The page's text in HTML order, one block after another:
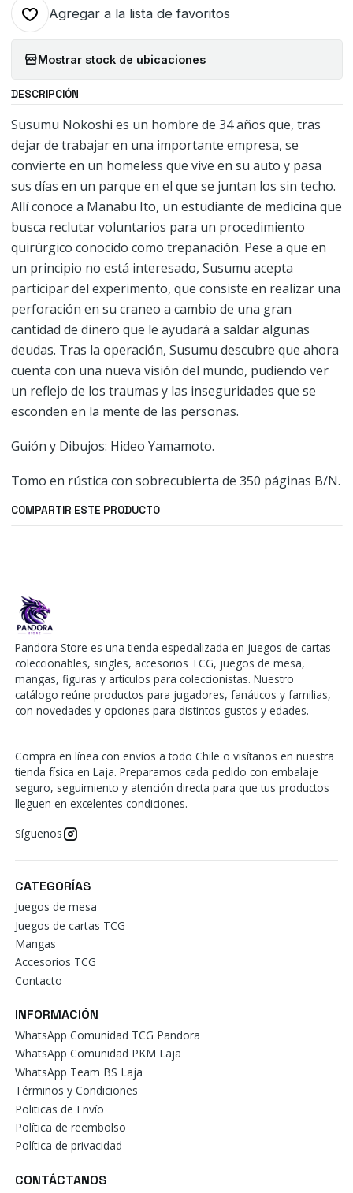
Agregar a la lista de favoritos
Mostrar stock de ubicaciones
DESCRIPCIÓN
Susumu Nokoshi es un hombre de 34 años que, tras
dejar de trabajar en una importante empresa, se
convierte en un homeless que vive en su auto y pasa
sus días en un parque en el que se juntan los sin techo.
Allí conoce a Manabu Ito, un estudiante de medicina que
busca reclutar voluntarios para un procedimiento
quirúrgico conocido como trepanación. Pese a que en
un principio no está interesado, Susumu acepta
participar del experimento, que consiste en realizar una
perforación en su craneo a cambio de una gran
cantidad de dinero que le ayudará a saldar algunas
deudas. Tras la operación, Susumu descubre que ahora
cuenta con una nueva visión del mundo, pudiendo ver
un reflejo de los traumas y las inseguridades que se
esconden en la mente de las personas.
Guión y Dibujos: Hideo Yamamoto.
Tomo en rústica con sobrecubierta de 350 páginas B/N.
COMPARTIR ESTE PRODUCTO
Pandora Store es una tienda especializada en juegos de cartas
coleccionables, singles, accesorios TCG, juegos de mesa,
mangas, figuras y artículos para coleccionistas. Nuestro
catálogo reúne productos para jugadores, fanáticos y familias,
con novedades y opciones para distintos gustos y edades.
Compra en línea con envíos a todo Chile o visítanos en nuestra
tienda física en Laja. Preparamos cada pedido con embalaje
seguro, seguimiento y atención directa para que tus productos
lleguen en excelentes condiciones.
Síguenos
CATEGORÍAS
Juegos de mesa
Juegos de cartas TCG
Mangas
Accesorios TCG
Contacto
INFORMACIÓN
WhatsApp Comunidad TCG Pandora
WhatsApp Comunidad PKM Laja
WhatsApp Team BS Laja
Términos y Condiciones
Politicas de Envío
Política de reembolso
Política de privacidad
CONTÁCTANOS